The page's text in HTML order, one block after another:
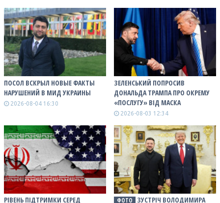
ПОСОЛ ВСКРЫЛ НОВЫЕ ФАКТЫ
НАРУШЕНИЙ В МИД УКРАИНЫ
2026-08-04 16:30
ЗЕЛЕНСЬКИЙ ПОПРОСИВ
ДОНАЛЬДА ТРАМПА ПРО ОКРЕМУ
«ПОСЛУГУ» ВІД МАСКА
2026-08-03 12:34
РІВЕНЬ ПІДТРИМКИ СЕРЕД ФОТО ЗУСТРІЧ ВОЛОДИМИРА